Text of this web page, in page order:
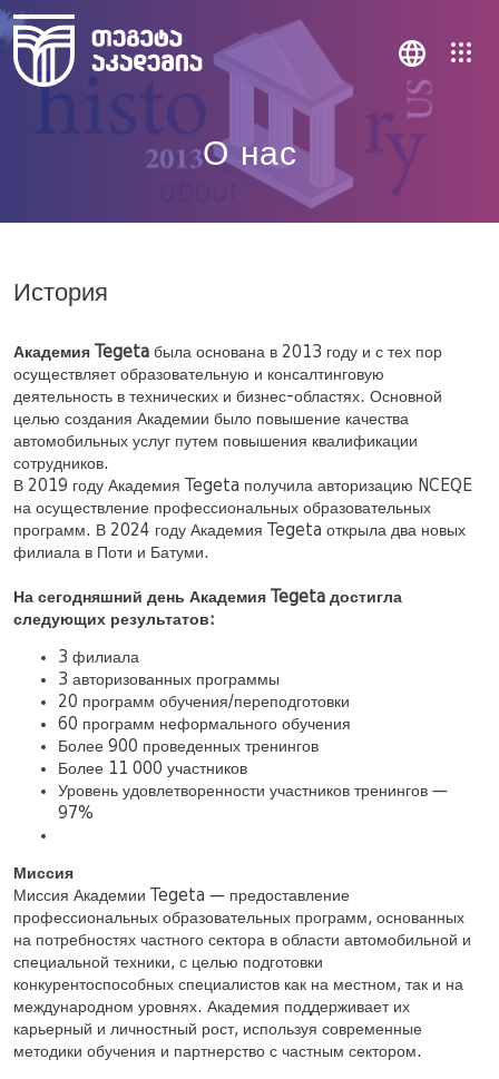
О нас
История
Академия Tegeta была основана в 2013 году и с тех пор
осуществляет образовательную и консалтинговую
деятельность в технических и бизнес-областях. Основной
целью создания Академии было повышение качества
автомобильных услуг путем повышения квалификации
сотрудников.
В 2019 году Академия Tegeta получила авторизацию NCEQE
на осуществление профессиональных образовательных
программ. В 2024 году Академия Tegeta открыла два новых
филиала в Поти и Батуми.
На сегодняшний день Академия Tegeta достигла
следующих результатов:
3 филиала
3 авторизованных программы
20 программ обучения/переподготовки
60 программ неформального обучения
Более 900 проведенных тренингов
Более 11 000 участников
Уровень удовлетворенности участников тренингов —
97%
Миссия
Миссия Академии Tegeta — предоставление
профессиональных образовательных программ, основанных
на потребностях частного сектора в области автомобильной и
специальной техники, с целью подготовки
конкурентоспособных специалистов как на местном, так и на
международном уровнях. Академия поддерживает их
карьерный и личностный рост, используя современные
методики обучения и партнерство с частным сектором.